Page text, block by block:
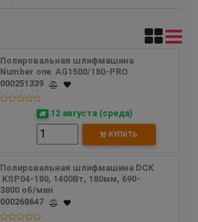
Полировальная шлифмашина
Number one  AG1500/180-PRO
000251339
12 августа (среда)
КУПИТЬ
Полировальная шлифмашина DCK
KSP04-180, 1400Вт, 180мм, 690-
3800 об/мин
000268647